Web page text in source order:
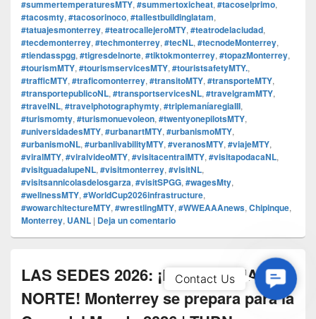
#summertemperaturesMTY, #summertoxicheat, #tacoselprimo,
#tacosmty, #tacosorinoco, #tallestbuildinglatam,
#tatuajesmonterrey, #teatrocallejeroMTY, #teatrodelaciudad,
#tecdemonterrey, #techmonterrey, #tecNL, #tecnodeMonterrey,
#tiendasspgg, #tigresdelnorte, #tiktokmonterrey, #topazMonterrey,
#tourismMTY, #tourismservicesMTY, #touristsafetyMTY.,
#trafficMTY, #traficomonterrey, #transitoMTY, #transporteMTY,
#transportepublicoNL, #transportservicesNL, #travelgramMTY,
#travelNL, #travelphotographymty, #triplemaníaregiaIII,
#turismomty, #turismonuevoleon, #twentyonepilotsMTY,
#universidadesMTY, #urbanartMTY, #urbanismoMTY,
#urbanismoNL, #urbanlivabilityMTY, #veranosMTY, #viajeMTY,
#viralMTY, #viralvideoMTY, #visitacentralMTY, #visitapodacaNL,
#visitguadalupeNL, #visitmonterrey, #visitNL,
#visitsannicolasdelosgarza, #visitSPGG, #wagesMty,
#wellnessMTY, #WorldCup2026infrastructure,
#wowarchitectureMTY, #wrestlingMTY, #WWEAAAnews, Chipinque,
Monterrey, UANL | Deja un comentario
LAS SEDES 2026: ¡LA SULTANA DEL
NORTE! Monterrey se prepara para la
Us
Contact Us